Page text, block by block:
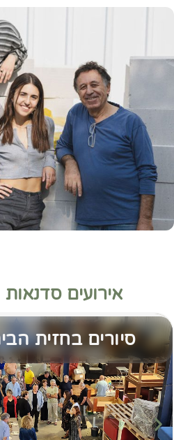
אירועים
סיורים בחזית